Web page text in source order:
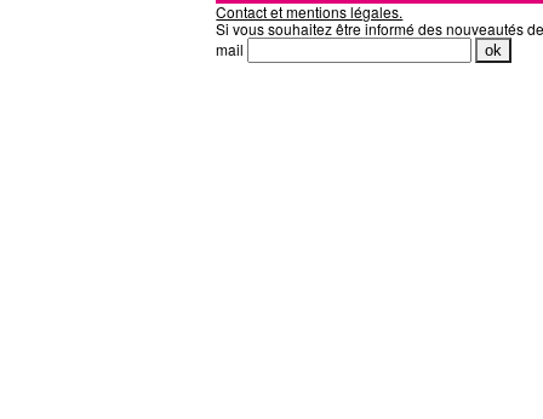
Contact et mentions légales.
Si vous souhaitez être informé des nouveautés
mail